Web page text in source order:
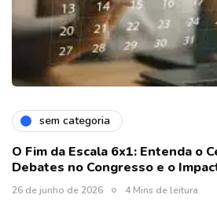
sem categoria
O Fim da Escala 6x1: Entenda o
Debates no Congresso e o
26 de junho de 2026 4 Mins de leitura